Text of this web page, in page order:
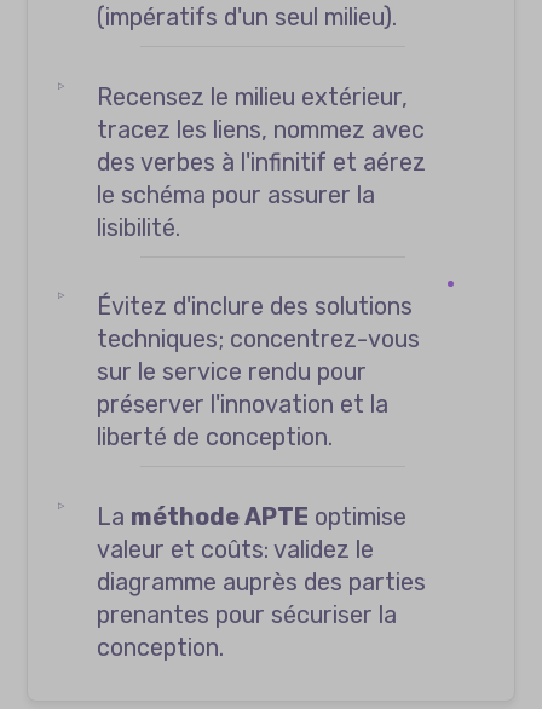
(impératifs d'un seul milieu).
Recensez le milieu extérieur,
tracez les liens, nommez avec
des verbes à l'infinitif et aérez
le schéma pour assurer la
lisibilité.
Évitez d'inclure des solutions
techniques; concentrez-vous
sur le service rendu pour
préserver l'innovation et la
liberté de conception.
La méthode APTE optimise
valeur et coûts: validez le
diagramme auprès des parties
prenantes pour sécuriser la
conception.